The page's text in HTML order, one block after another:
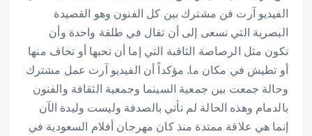
الفيديو آرت فن مشترك بين كل الفنون وهو القصيدة
البصرية التي نسعى إلى أن تقال في طلقة واحدة وأن
تكون مثل الرصاصة الثاقبة التي إما أن تحبها أو تخاف منها
أو تطيش في مكان ما. مؤكداً أن الفيديو آرت عمل مشترك
وحالة جمعت بين جمعية السينما وجمعية الثقافة والفنون
بالدمام وهذه الحالة لم تأتي بالصدفة وليست وليدة الآن
إنما هي علاقة ممتدة منذ كان مهرجان أفلام السعودية في